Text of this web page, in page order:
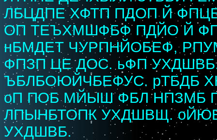
ЛБЦДПЕ ХФТП ПДОП Й
ОП ТЕЪХМШФБФ ПДЙО Й
нБМДЕТ ЧУРПНЙОБЕФ,
ФПЗП ЦЕ ДОС. ьФП
ЪБЛБОЮЙЧБЕФУС. рТБДБ
оП ПОБ МЙЫШ ФБЛ НПЗМБ
ЛПЫНБТОПК УХДШВЩ.
УХДШВБ.